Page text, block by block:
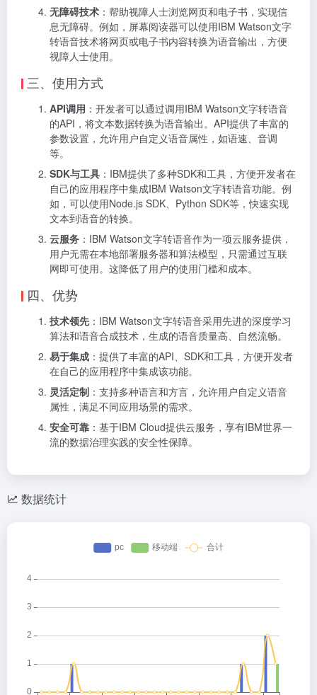
无障碍技术 ：帮助视障人士浏览网页和电子书，实现信
息无障碍。例如，屏幕阅读器可以使用IBM Watson文字
转语音技术将网页或电子书内容转换为语音输出，方便
视障人士使用。
三、使用方式
API调用 ：开发者可以通过调用IBM Watson文字转语音
的API，将文本数据转换为语音输出。API提供了丰富的
参数设置，允许用户自定义语音属性，如语速、音调
等。
SDK与工具 ：IBM提供了多种SDK和工具，方便开发者在
自己的应用程序中集成IBM Watson文字转语音功能。例
如，可以使用Node.js SDK、Python SDK等，快速实现
文本到语音的转换。
云服务 ：IBM Watson文字转语音作为一项云服务提供，
用户无需在本地部署服务器和算法模型，只需通过互联
网即可使用。这降低了用户的使用门槛和成本。
四、优势
技术领先 ：IBM Watson文字转语音采用先进的深度学习
算法和语音合成技术，生成的语音质量高、自然流畅。
易于集成 ：提供了丰富的API、SDK和工具，方便开发者
在自己的应用程序中集成该功能。
灵活定制 ：支持多种语言和方言，允许用户自定义语音
属性，满足不同应用场景的需求。
安全可靠 ：基于IBM Cloud提供云服务，享有IBM世界一
流的数据治理实践的安全性保障。
数据统计